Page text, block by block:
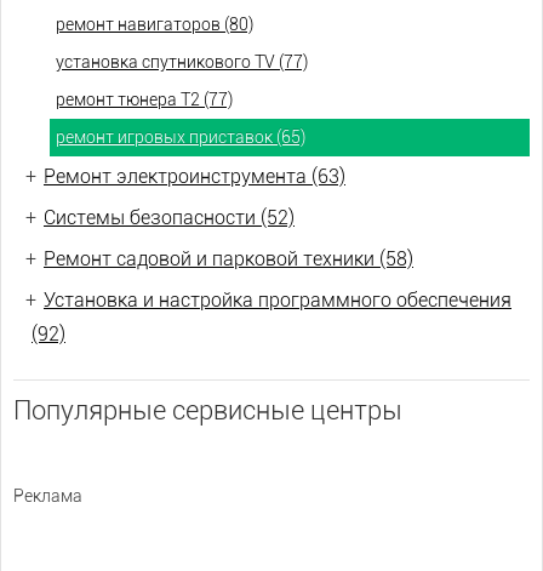
ремонт навигаторов (80)
установка спутникового TV (77)
ремонт тюнера Т2 (77)
ремонт игровых приставок (65)
+ Ремонт электроинструмента (63)
+ Системы безопасности (52)
+ Ремонт садовой и парковой техники (58)
+ Установка и настройка программного обеспечения
(92)
Популярные сервисные центры
Реклама